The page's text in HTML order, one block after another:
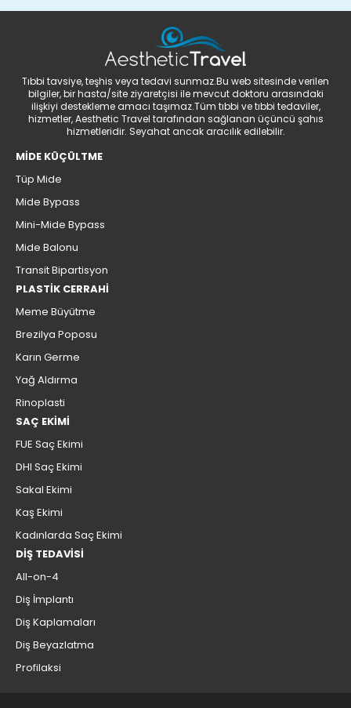
Tıbbi tavsiye, teşhis veya tedavi sunmaz.Bu web sitesinde verilen
bilgiler, bir hasta/site ziyaretçisi ile mevcut doktoru arasındaki
ilişkiyi destekleme amacı taşımaz.Tüm tıbbi ve tıbbi tedaviler,
hizmetler, Aesthetic Travel tarafından sağlanan üçüncü şahıs
hizmetleridir. Seyahat ancak aracılık edilebilir.
MİDE KÜÇÜLTME
Tüp Mide
Mide Bypass
Mini-Mide Bypass
Mide Balonu
Transit Bipartisyon
PLASTİK CERRAHİ
Meme Büyütme
Brezilya Poposu
Karın Germe
Yağ Aldırma
Rinoplasti
SAÇ EKİMİ
FUE Saç Ekimi
DHI Saç Ekimi
Sakal Ekimi
Kaş Ekimi
Kadınlarda Saç Ekimi
DİŞ TEDAVİSİ
All-on-4
Diş İmplantı
Diş Kaplamaları
Diş Beyazlatma
Profilaksi